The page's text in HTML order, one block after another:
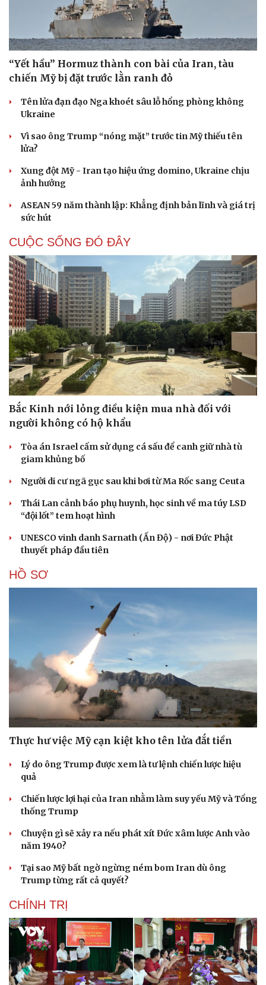
Cải chính
“Yết hầu” Hormuz thành con bài của Iran, tàu
chiến Mỹ bị đặt trước lằn ranh đỏ
Tên lửa đạn đạo Nga khoét sâu lỗ hổng phòng không
Ukraine
Vì sao ông Trump “nóng mặt” trước tin Mỹ thiếu tên
lửa?
Xung đột Mỹ - Iran tạo hiệu ứng domino, Ukraine chịu
ảnh hưởng
ASEAN 59 năm thành lập: Khẳng định bản lĩnh và giá trị
sức hút
CUỘC SỐNG ĐÓ ĐÂY
Bắc Kinh nới lỏng điều kiện mua nhà đối với
người không có hộ khẩu
Tòa án Israel cấm sử dụng cá sấu để canh giữ nhà tù
giam khủng bố
Người di cư ngã gục sau khi bơi từ Ma Rốc sang Ceuta
Thái Lan cảnh báo phụ huynh, học sinh về ma túy LSD
“đội lốt” tem hoạt hình
UNESCO vinh danh Sarnath (Ấn Độ) - nơi Đức Phật
thuyết pháp đầu tiên
HỒ SƠ
Thực hư việc Mỹ cạn kiệt kho tên lửa đắt tiền
Lý do ông Trump được xem là tư lệnh chiến lược hiệu
quả
Chiến lược lợi hại của Iran nhằm làm suy yếu Mỹ và Tổng
thống Trump
Chuyện gì sẽ xảy ra nếu phát xít Đức xâm lược Anh vào
năm 1940?
Tại sao Mỹ bất ngờ ngừng ném bom Iran dù ông
Trump từng rất cả quyết?
CHÍNH TRỊ